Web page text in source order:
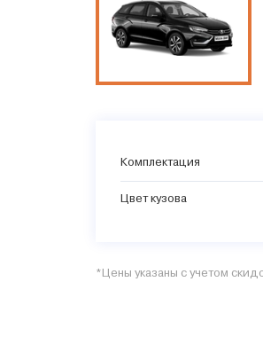
Комплектация
Цвет кузова
*Цены указаны с учетом